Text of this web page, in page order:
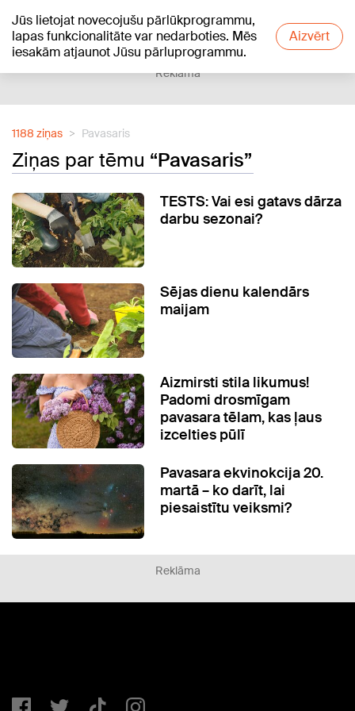
Jūs lietojat novecojušu pārlūkprogrammu,
lapas funkcionalitāte var nedarboties. Mēs
iesakām atjaunot Jūsu pārluprogrammu.
Aizvērt
+19°C
Reklāma
1188 ziņas Pavasaris
Ziņas par tēmu “Pavasaris”
TESTS: Vai esi gatavs dārza
darbu sezonai?
Sējas dienu kalendārs
maijam
Aizmirsti stila likumus!
Padomi drosmīgam
pavasara tēlam, kas ļaus
izcelties pūlī
Pavasara ekvinokcija 20.
martā – ko darīt, lai
piesaistītu veiksmi?
Reklāma